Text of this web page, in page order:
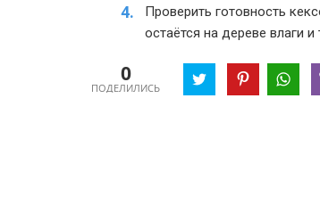
Проверить готовность
остаётся на дереве влаги и
0
ПОДЕЛИЛИСЬ